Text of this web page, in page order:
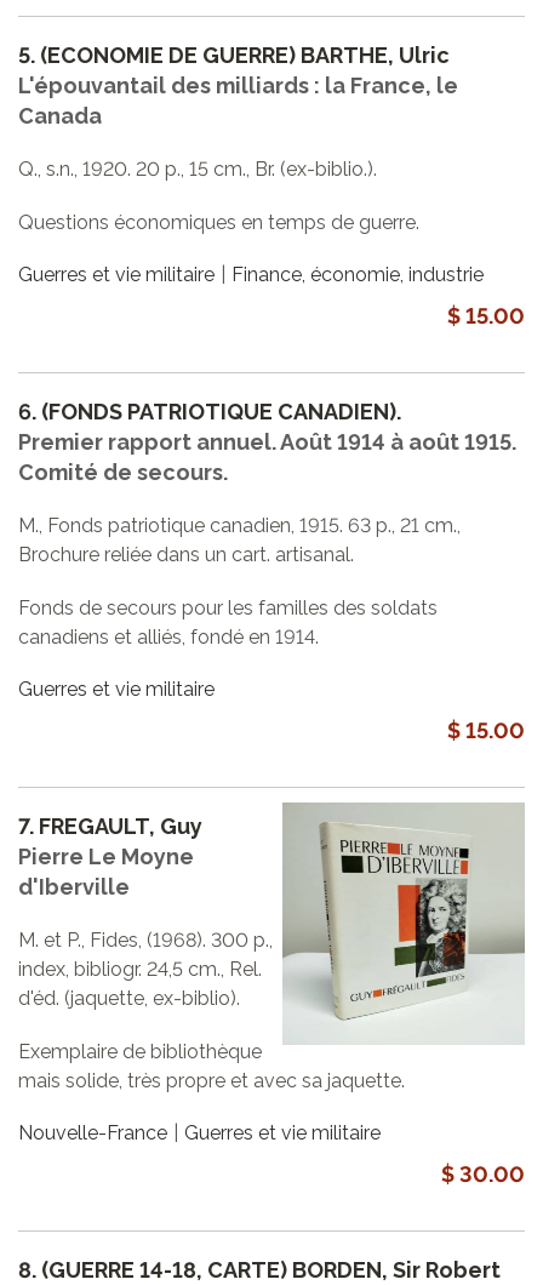
5. (ECONOMIE DE GUERRE) BARTHE, Ulric
L'épouvantail des milliards : la France, le
Canada
Q., s.n., 1920. 20 p., 15 cm., Br. (ex-biblio.).
Questions économiques en temps de guerre.
Guerres et vie militaire Finance, économie, industrie
$ 15.00
6. (FONDS PATRIOTIQUE CANADIEN).
Premier rapport annuel. Août 1914 à août 1915.
Comité de secours.
M., Fonds patriotique canadien, 1915. 63 p., 21 cm.,
Brochure reliée dans un cart. artisanal.
Fonds de secours pour les familles des soldats
canadiens et alliés, fondé en 1914.
Guerres et vie militaire
$ 15.00
7. FREGAULT, Guy
Pierre Le Moyne
d'Iberville
M. et P., Fides, (1968). 300 p.,
index, bibliogr. 24,5 cm., Rel.
d'éd. (jaquette, ex-biblio).
Exemplaire de bibliothèque
mais solide, très propre et avec sa jaquette.
Nouvelle-France Guerres et vie militaire
$ 30.00
8. (GUERRE 14-18, CARTE) BORDEN, Sir Robert